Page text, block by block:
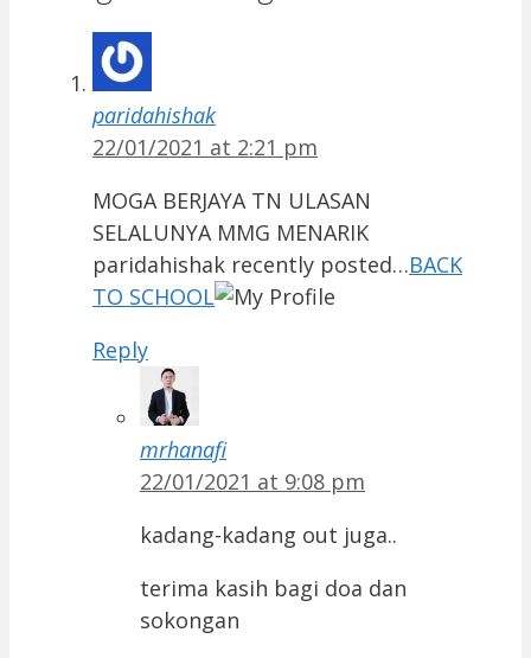
paridahishak
22/01/2021 at 2:21 pm
MOGA BERJAYA TN ULASAN
SELALUNYA MMG MENARIK
paridahishak recently posted…BACK
TO SCHOOL
Reply
mrhanafi
22/01/2021 at 9:08 pm
kadang-kadang out juga..
terima kasih bagi doa dan
sokongan